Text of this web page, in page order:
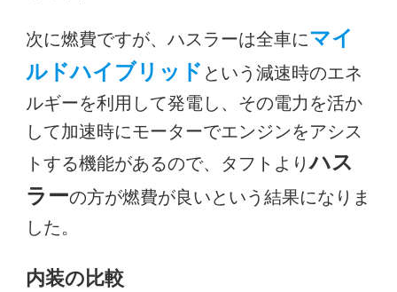
次に燃費ですが、ハスラーは全車にマイ
ルドハイブリッド という減速時のエネ
ルギーを利用して発電し、その電力を活か
して加速時にモーターでエンジンをアシス
トする機能があるので、タフトよりハス
ラーの方が燃費が良いという結果になりま
した。
内装の比較